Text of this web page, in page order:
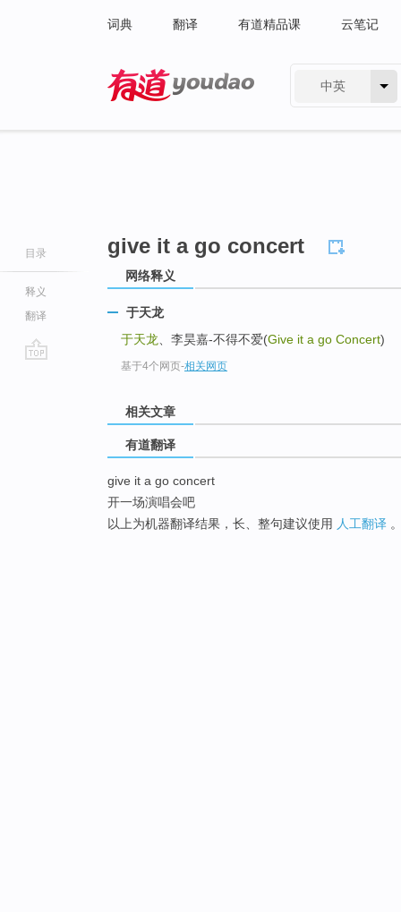
词典 翻译 有道精品课 云笔记
中英
目录
释义
翻译
give it a go concert
网络释义
于天龙
于天龙 、李昊嘉-不得不爱(Give it a go Concert)
基于4个网页-相关网页
相关文章
有道翻译
give it a go concert
开一场演唱会吧
以上为机器翻译结果，长、整句建议使用 人工翻译